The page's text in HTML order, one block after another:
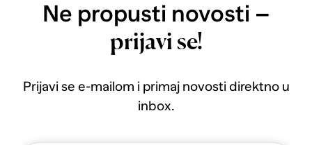
Ne propusti novosti –
prijavi se!
Prijavi se e-mailom i primaj novosti direktno u
inbox.